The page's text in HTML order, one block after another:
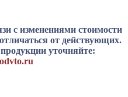
с изменениями стоимости
от действующих.
уточняйте: